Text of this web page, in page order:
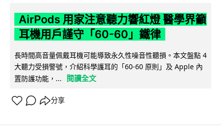
AirPods 用家注意聽力響紅燈 醫學界籲
耳機用戶謹守「60-60」鐵律
長時間高音量佩戴耳機可能導致永久性噪音性聽損。本文盤點 4
大聽力受損警號，介紹科學護耳的「60-60 原則」及 Apple 內
置防護功能，...
閱讀全文
分享